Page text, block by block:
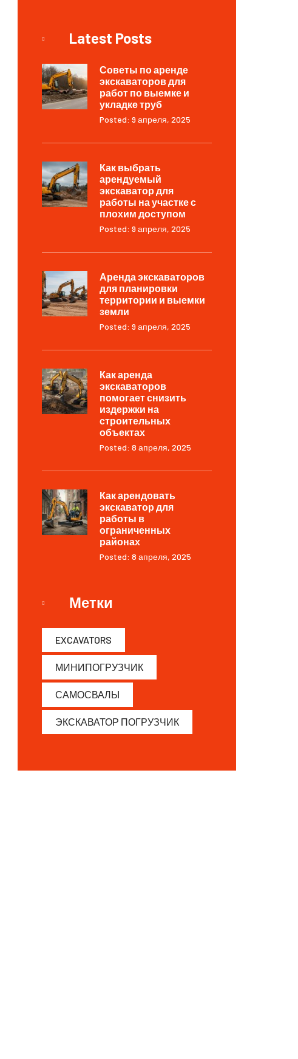
Latest Posts
Советы по аренде
экскаваторов для
работ по выемке и
укладке труб
Posted: 9 апреля, 2025
Как выбрать
арендуемый
экскаватор для
работы на участке с
плохим доступом
Posted: 9 апреля, 2025
Аренда экскаваторов
для планировки
территории и выемки
земли
Posted: 9 апреля, 2025
Как аренда
экскаваторов
помогает снизить
издержки на
строительных
объектах
Posted: 8 апреля, 2025
Как арендовать
экскаватор для
работы в
ограниченных
районах
Posted: 8 апреля, 2025
Метки
EXCAVATORS
МИНИПОГРУЗЧИК
САМОСВАЛЫ
ЭКСКАВАТОР ПОГРУЗЧИК